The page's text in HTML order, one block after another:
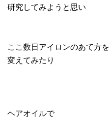
研究してみようと思い
ここ数日アイロンのあて方を
変えてみたり
ヘアオイルで